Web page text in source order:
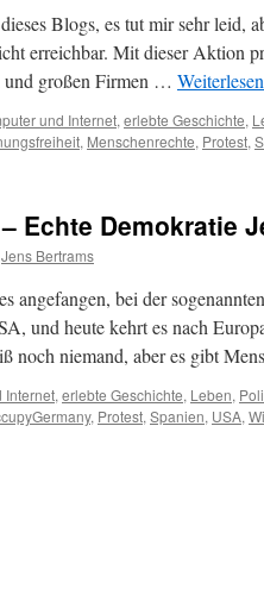
Blogs, es tut mir sehr leid,
erreichbar. Mit dieser Aktion
und großen Firmen … Weiterlesen
und Internet, erlebte Geschichte,
, Menschenrechte, Protest,
Echte Demokratie
Jens Bertrams
angefangen, bei der
und heute kehrt es nach
noch niemand, aber es gibt
Internet, erlebte Geschichte, Leben,
, Protest, Spanien, USA,